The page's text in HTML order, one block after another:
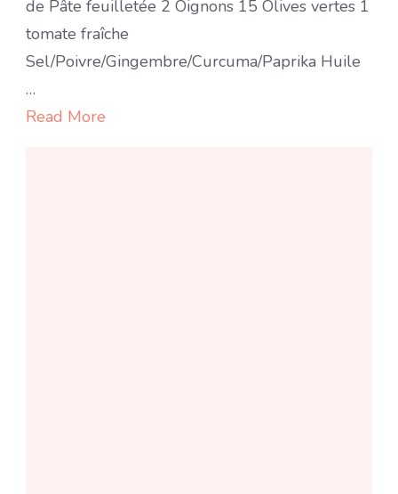
de Pâte feuilletée 2 Oignons 15 Olives vertes 1
tomate fraîche
Sel/Poivre/Gingembre/Curcuma/Paprika Huile
…
Read More